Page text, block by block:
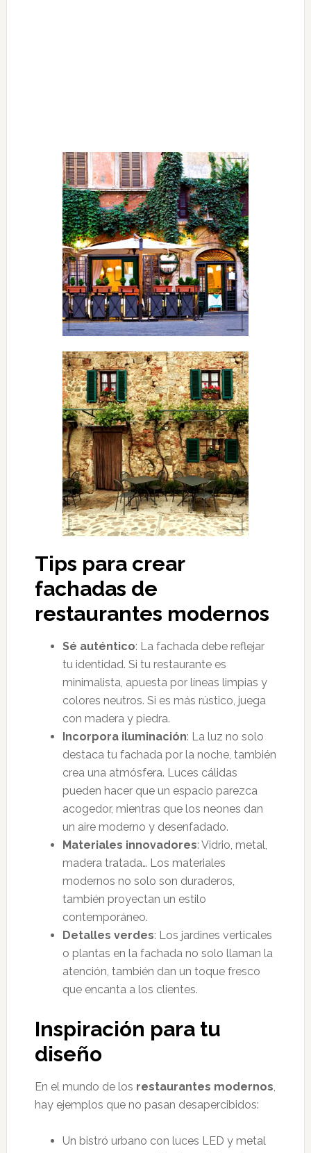
Tips para crear
fachadas de
restaurantes modernos
Sé auténtico: La fachada debe reflejar
tu identidad. Si tu restaurante es
minimalista, apuesta por líneas limpias y
colores neutros. Si es más rústico, juega
con madera y piedra.
Incorpora iluminación: La luz no solo
destaca tu fachada por la noche, también
crea una atmósfera. Luces cálidas
pueden hacer que un espacio parezca
acogedor, mientras que los neones dan
un aire moderno y desenfadado.
Materiales innovadores: Vidrio, metal,
madera tratada… Los materiales
modernos no solo son duraderos,
también proyectan un estilo
contemporáneo.
Detalles verdes: Los jardines verticales
o plantas en la fachada no solo llaman la
atención, también dan un toque fresco
que encanta a los clientes.
Inspiración para tu
diseño
En el mundo de los restaurantes modernos
hay ejemplos que no pasan desapercibidos:
Un bistró urbano con luces LED y metal